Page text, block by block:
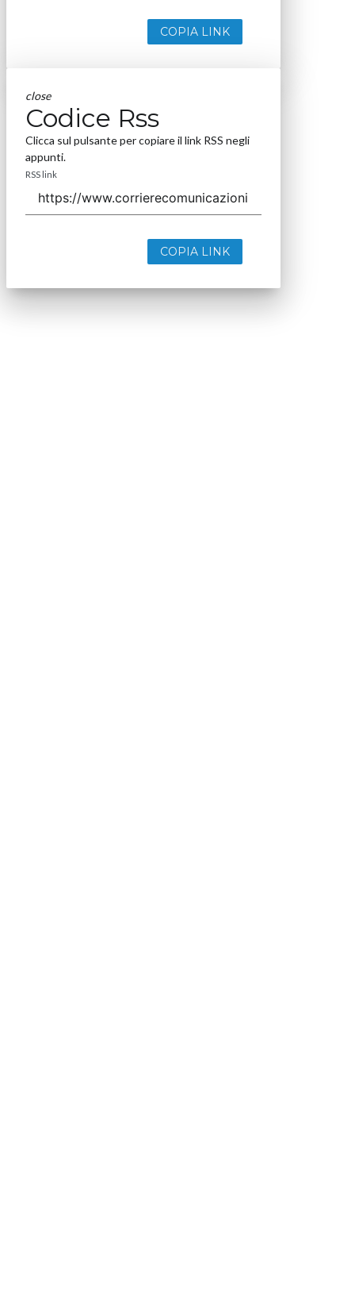
COPIA LINK
close
Codice Rss
Clicca sul pulsante per copiare il link RSS negli
appunti.
RSS link
COPIA LINK